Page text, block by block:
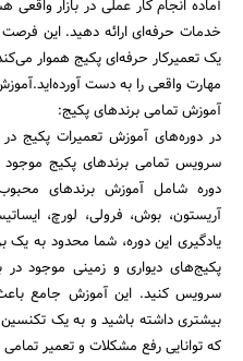
آماده انجام کار عملی در بازار
خدمات حرفه‌ای ارائه دهید. این
یک تعمیرکار حرفه‌ای پکیج هموار
مهارت واقعی را به دست
آموزش تمامی برندهای پکیج:
در دوره‌های آموزش تعمیرات پکیج
سرویس تمامی برندهای پکیج موجود
دوره شامل آموزش برندهای محبوب و
آریستون، بوش، فرولی، لورچ،
یادگیری این دوره، شما محدود به یک
پکیج‌های دیواری و زمینی موجود در
سرویس کنید. این آموزش جامع باعث
بیشتری داشته باشید و به یک
که توانایی رفع مشکلات و تعمیر